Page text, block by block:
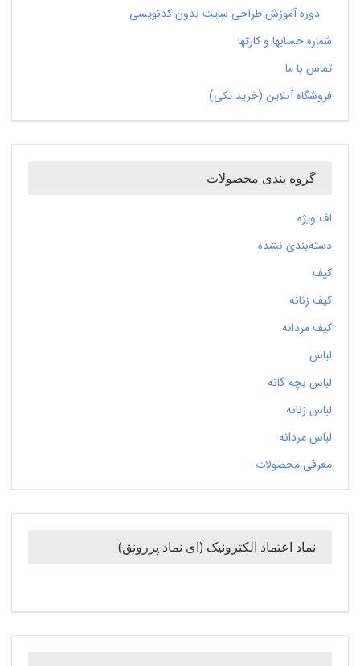
دوره آموزش طراحی سایت بدون کدنویسی
شماره حسابها و کارتها
تماس با ما
فروشگاه آنلاین (خرید تکی)
گروه بندی محصولات
آف ویژه
دسته‌بندی نشده
کیف
کیف زنانه
کیف مردانه
لباس
لباس بچه گانه
لباس زنانه
لباس مردانه
معرفی محصولات
نماد اعتماد الکترونیک (ای نماد پررونق)